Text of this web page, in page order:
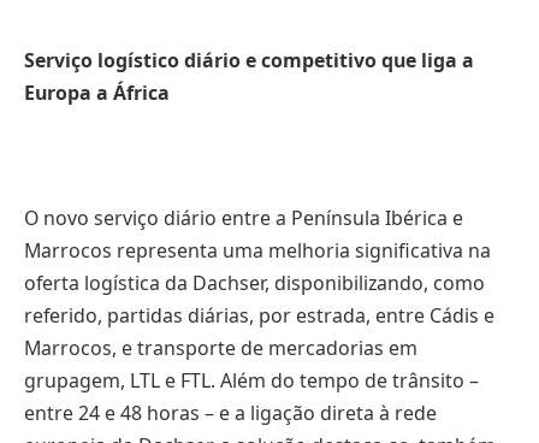
Serviço logístico diário e competitivo que liga a
Europa a África
O novo serviço diário entre a Península Ibérica e
Marrocos representa uma melhoria significativa na
oferta logística da Dachser, disponibilizando, como
referido, partidas diárias, por estrada, entre Cádis e
Marrocos, e transporte de mercadorias em
grupagem, LTL e FTL. Além do tempo de trânsito –
entre 24 e 48 horas – e a ligação direta à rede